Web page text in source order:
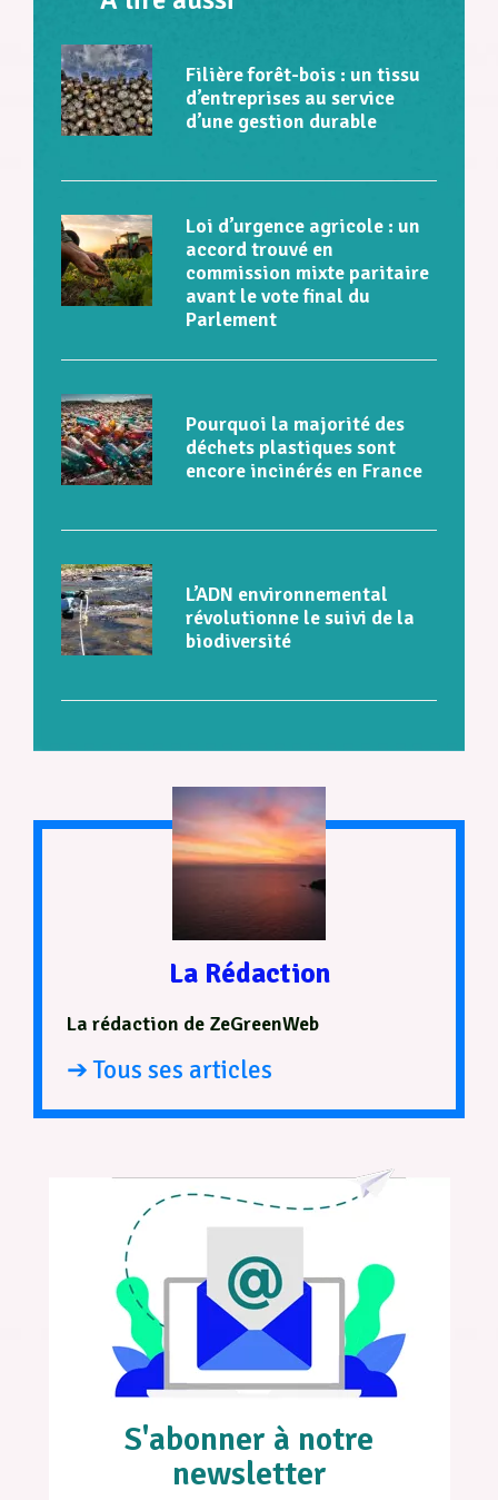
Filière forêt-bois : un tissu
d’entreprises au service
d’une gestion durable
Loi d’urgence agricole : un
accord trouvé en
commission mixte paritaire
avant le vote final du
Parlement
Pourquoi la majorité des
déchets plastiques sont
encore incinérés en France
L’ADN environnemental
révolutionne le suivi de la
biodiversité
La Rédaction
La rédaction de ZeGreenWeb
➔ Tous ses articles
S'abonner à notre
newsletter